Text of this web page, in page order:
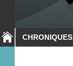
CHRONIQUES